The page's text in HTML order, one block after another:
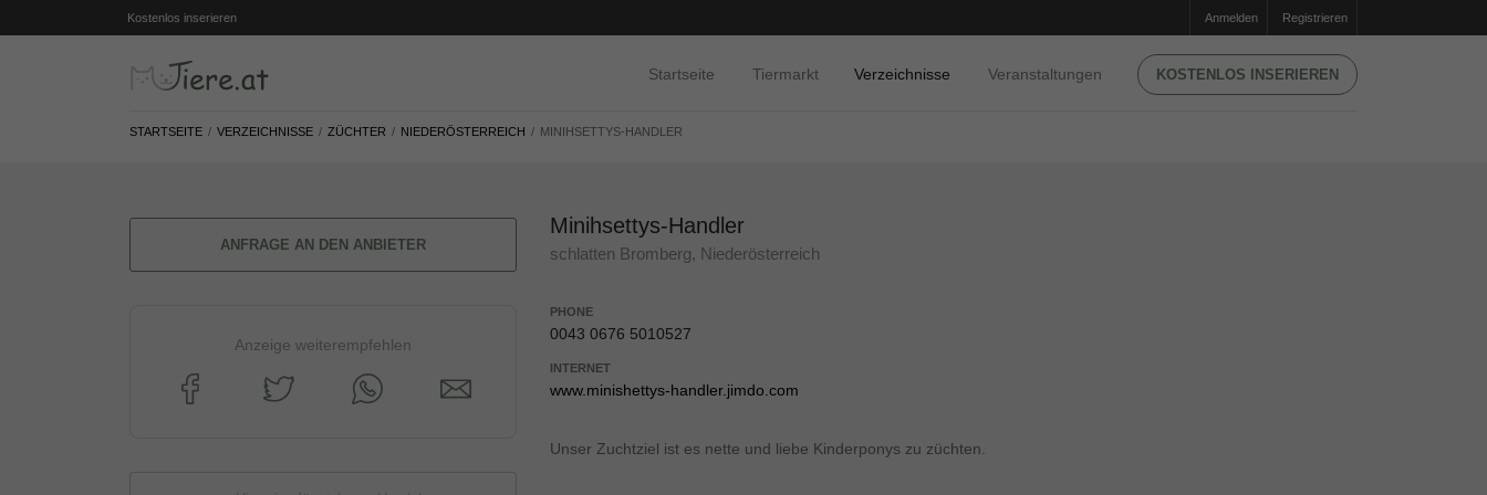
Kostenlos inserieren Anmelden Registrieren
Startseite Tiermarkt Verzeichnisse Veranstaltungen KOSTENLOS INSERIEREN
STARTSEITE VERZEICHNISSE ZÜCHTER NIEDERÖSTERREICH MINIHSETTYS-HANDLER
ANFRAGE AN DEN ANBIETER
Anzeige weiterempfehlen
Minihsettys-Handler
schlatten Bromberg, Niederösterreich
PHONE
0043 0676 5010527
INTERNET
www.minishettys-handler.jimdo.com
Unser Zuchtziel ist es nette und liebe Kinderponys zu züchten.